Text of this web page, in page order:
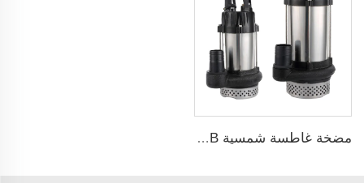
مضخة غاطسة شمسية ZQB مضخة ري لمياه الري